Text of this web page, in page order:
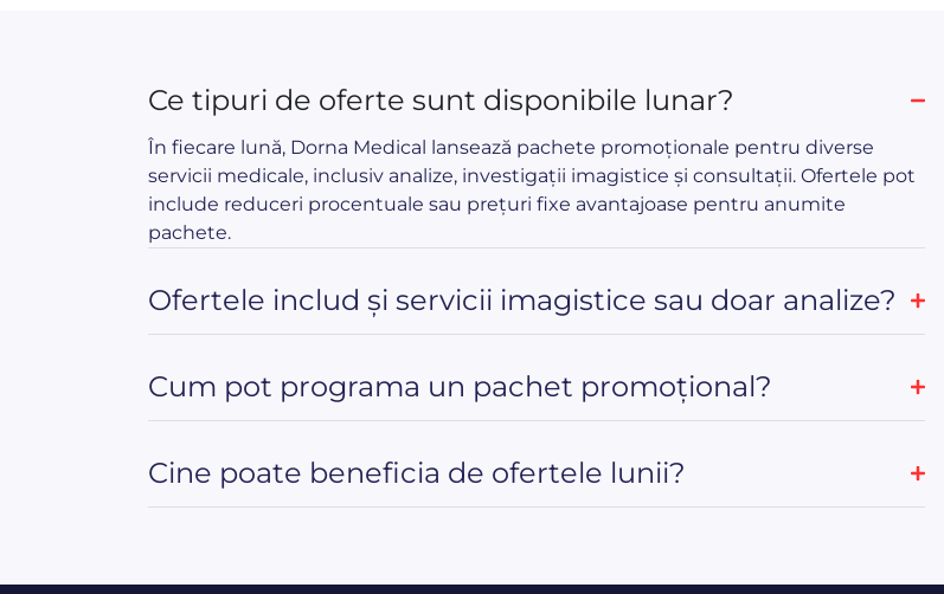
Ce tipuri de oferte sunt disponibile lunar?
În fiecare lună, Dorna Medical lansează pachete promoționale pentru diverse
servicii medicale, inclusiv analize, investigații imagistice și consultații. Ofertele pot
include reduceri procentuale sau prețuri fixe avantajoase pentru anumite
pachete.
Ofertele includ și servicii imagistice sau doar analize?
Cum pot programa un pachet promoțional?
Cine poate beneficia de ofertele lunii?